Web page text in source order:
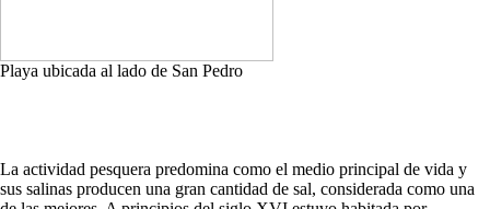
Playa ubicada al lado de San Pedro
La actividad pesquera predomina como el medio principal de vida y
sus salinas producen una gran cantidad de sal, considerada como una